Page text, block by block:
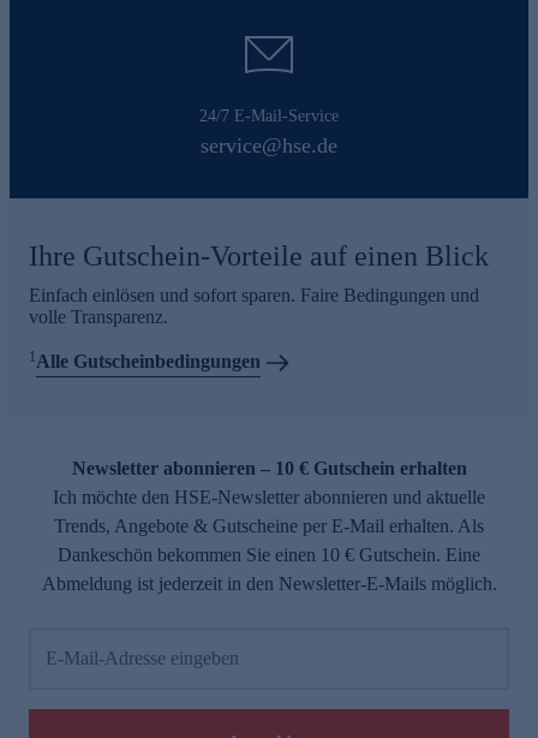
24/7 E-Mail-Service
service@hse.de
Ihre Gutschein-Vorteile auf einen Blick
Einfach einlösen und sofort sparen. Faire Bedingungen und
volle Transparenz.
1Alle Gutscheinbedingungen
Newsletter abonnieren – 10 € Gutschein erhalten
Ich möchte den HSE-Newsletter abonnieren und aktuelle
Trends, Angebote & Gutscheine per E-Mail erhalten. Als
Dankeschön bekommen Sie einen 10 € Gutschein. Eine
Abmeldung ist jederzeit in den Newsletter-E-Mails möglich.
E-Mail-Adresse eingeben